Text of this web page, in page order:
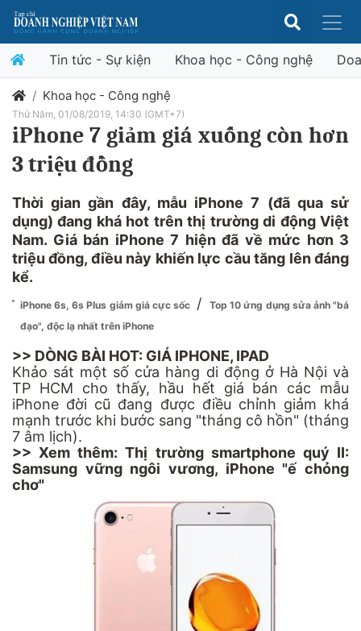
Tin tức - Sự kiện Khoa học - Công nghệ
Khoa học - Công nghệ
Thứ Năm, 01/08/2019, 14:30 (GMT+7)
iPhone 7 giảm giá xuống còn hơn
3 triệu đồng
Thời gian gần đây, mẫu iPhone 7 (đã qua sử
dụng) đang khá hot trên thị trường di động Việt
Nam. Giá bán iPhone 7 hiện đã về mức hơn 3
triệu đồng, điều này khiến lực cầu tăng lên đáng
kể.
iPhone 6s, 6s Plus giảm giá cực sốc /
Top 10 ứng dụng sửa ảnh "bá
đạo", độc lạ nhất trên iPhone
>> DÒNG BÀI HOT: GIÁ IPHONE, IPAD
Khảo sát một số cửa hàng di động ở Hà Nội và
TP HCM cho thấy, hầu hết giá bán các mẫu
iPhone đời cũ đang được điều chỉnh giảm khá
mạnh trước khi bước sang "tháng cô hồn" (tháng
7 âm lịch).
>> Xem thêm:Thị trường smartphone quý II:
Samsung vững ngôi vương, iPhone "ế chỏng
chơ"